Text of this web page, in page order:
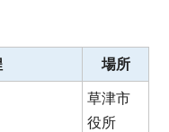
場所
草津市
役所